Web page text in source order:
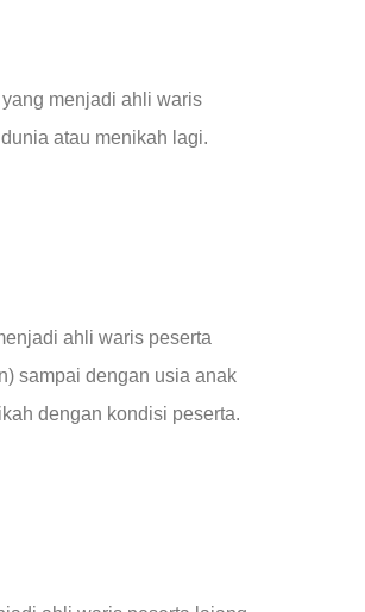
menjadi ahli waris
atau menikah lagi.
ahli waris peserta
sampai dengan usia anak
dengan kondisi peserta.